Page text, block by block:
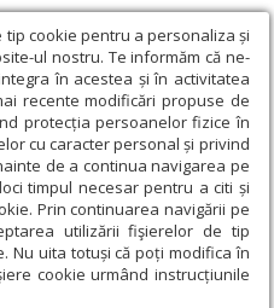
cookie pentru a personaliza și
ul nostru. Te informăm că ne-
în acestea și în activitatea
recente modificări propuse de
protecția persoanelor fizice în
cu caracter personal și privind
de a continua navigarea pe
timpul necesar pentru a citi și
Prin continuarea navigării pe
utilizării fişierelor de tip
Nu uita totuși că poți modifica în
cookie urmând instrucțiunile
și idei › Pocăinţa, cale către cer